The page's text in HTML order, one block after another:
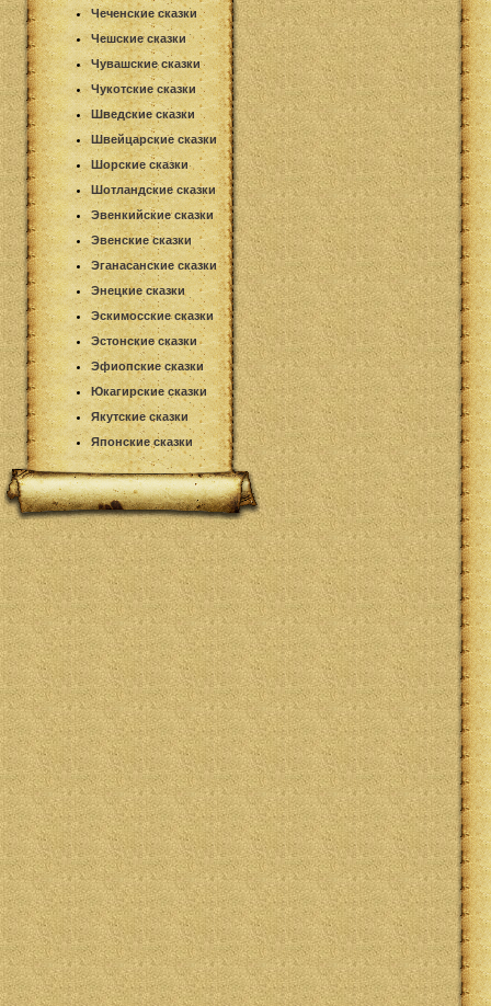
Чеченские сказки
Чешские сказки
Чувашские сказки
Чукотские сказки
Шведские сказки
Швейцарские сказки
Шорские сказки
Шотландские сказки
Эвенкийские сказки
Эвенские сказки
Эганасанские сказки
Энецкие сказки
Эскимосские сказки
Эстонские сказки
Эфиопские сказки
Юкагирские сказки
Якутские сказки
Японские сказки